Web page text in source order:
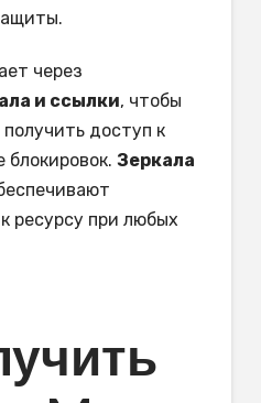
через
и ссылки, чтобы
доступ к
блокировок. Зеркала
ресурсу при любых